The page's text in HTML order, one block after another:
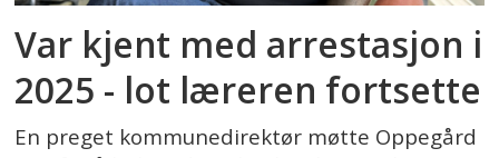
Var kjent med arrestasjon i
2025 - lot læreren fortsette
En preget kommunedirektør møtte Oppegård